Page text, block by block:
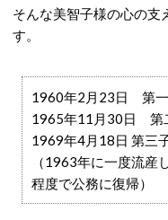
そんな美智子様の心の支
す。
1960年2月23日 第
1965年11月30日 第
1969年4月18日 第三
（1963年に一度流産
程度で公務に復帰）